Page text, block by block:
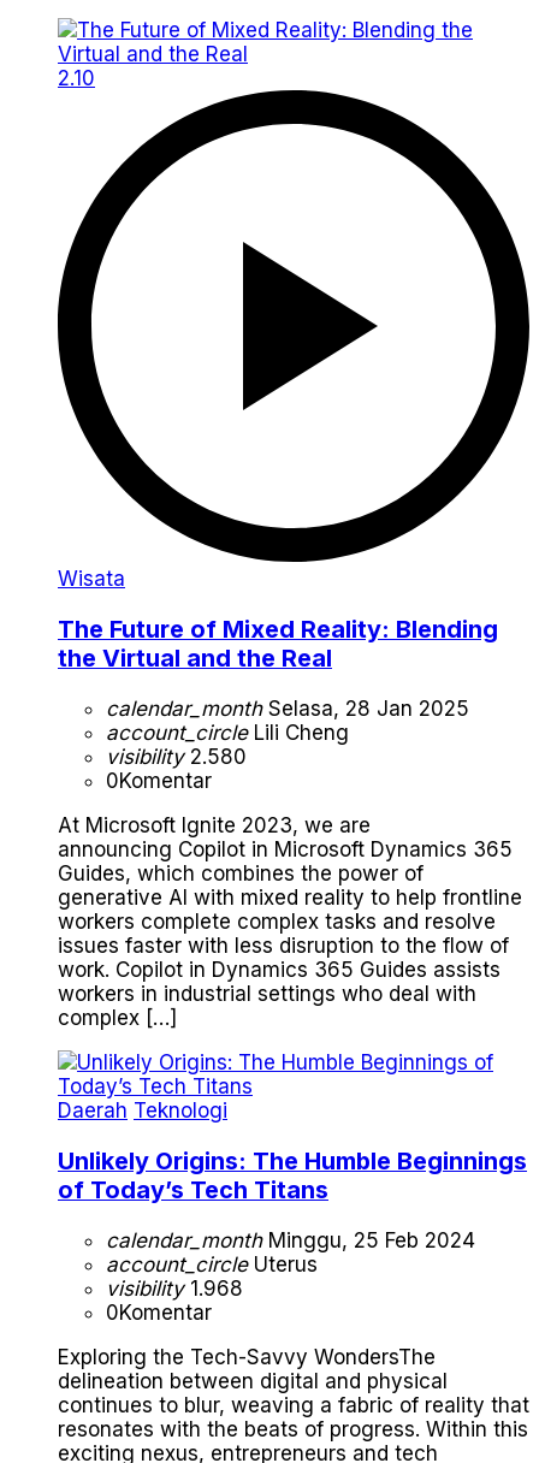
2.10
Wisata
The Future of Mixed Reality: Blending
the Virtual and the Real
calendar_monthSelasa, 28 Jan 2025
account_circleLili Cheng
visibility2.580
0Komentar
At Microsoft Ignite 2023, we are
announcing Copilot in Microsoft Dynamics 365
Guides, which combines the power of
generative AI with mixed reality to help frontline
workers complete complex tasks and resolve
issues faster with less disruption to the flow of
work. Copilot in Dynamics 365 Guides assists
workers in industrial settings who deal with
complex […]
Daerah Teknologi
Unlikely Origins: The Humble Beginnings
of Today’s Tech Titans
calendar_monthMinggu, 25 Feb 2024
account_circleUterus
visibility1.968
0Komentar
Exploring the Tech-Savvy WondersThe
delineation between digital and physical
continues to blur, weaving a fabric of reality that
resonates with the beats of progress. Within this
exciting nexus, entrepreneurs and tech